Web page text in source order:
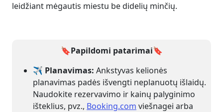
leidžiant mėgautis miestu be didelių minčių.
🔖Papildomi patarimai🔖
✈️ Planavimas: Ankstyvas kelionės
planavimas padės išvengti neplanuotų išlaidų.
Naudokite rezervavimo ir kainų palyginimo
išteklius, pvz., Booking.com viešnagei arba